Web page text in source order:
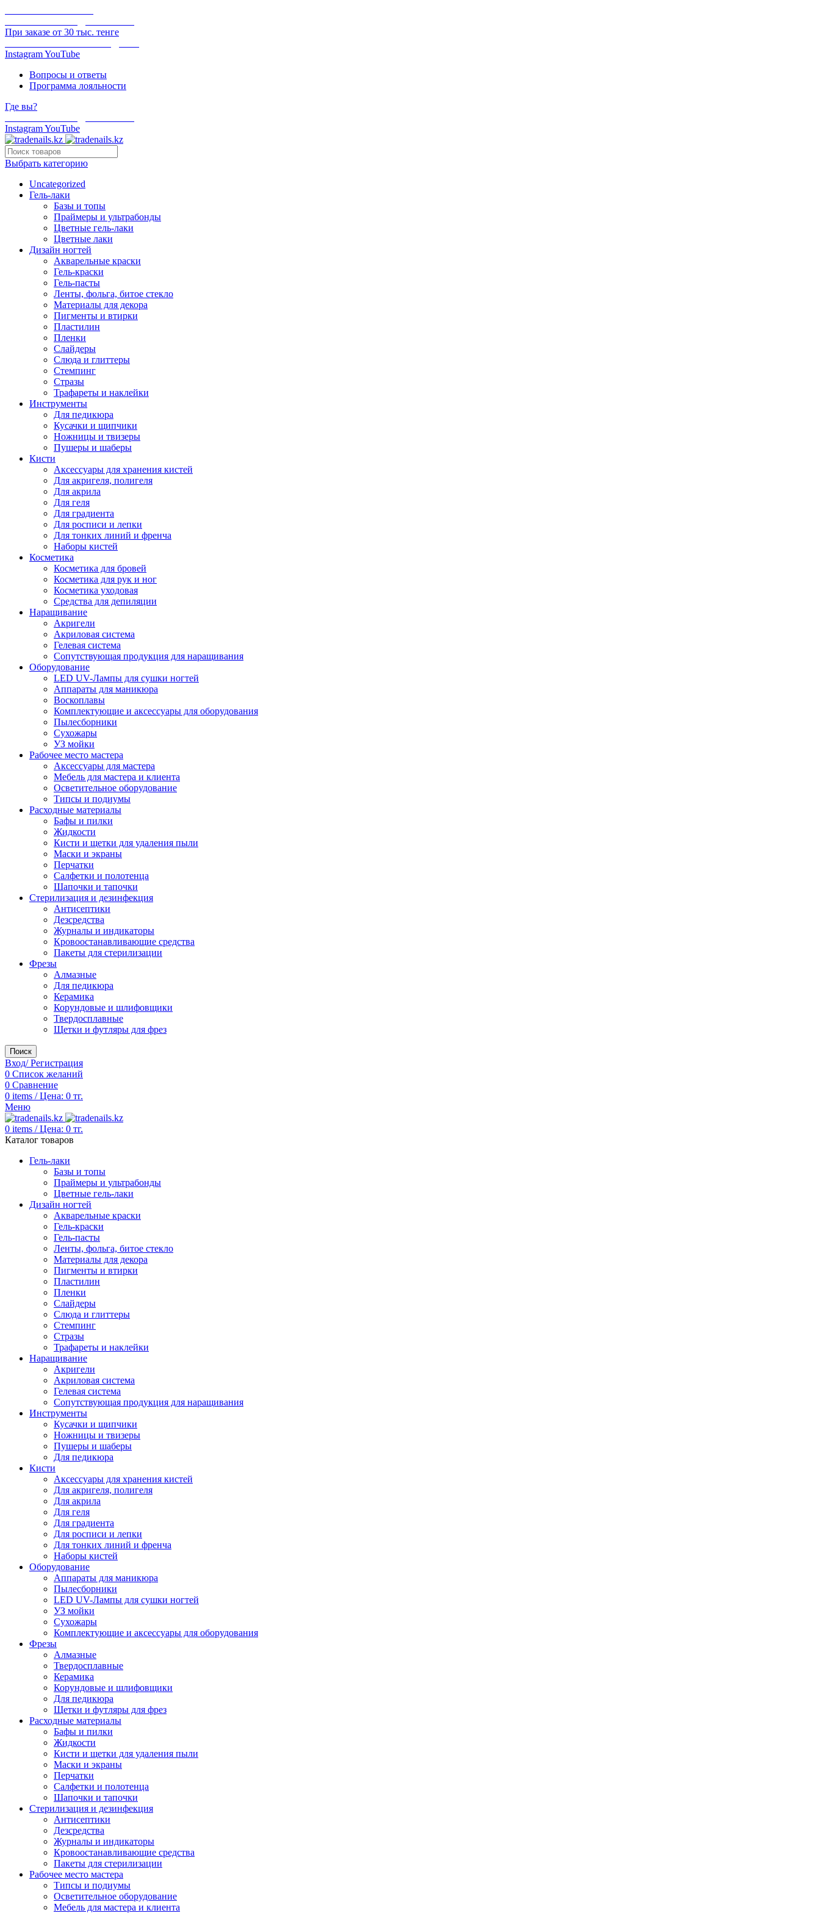
При заказе от 30 тыс. тенге
InstagramYouTube
Вопросы и ответы
Программа лояльности
Где вы?
InstagramYouTube
Выбрать категорию
Uncategorized
Гель-лаки
Базы и топы
Праймеры и ультрабонды
Цветные гель-лаки
Цветные лаки
Дизайн ногтей
Акварельные краски
Гель-краски
Гель-пасты
Ленты, фольга, битое стекло
Материалы для декора
Пигменты и втирки
Пластилин
Пленки
Слайдеры
Слюда и глиттеры
Стемпинг
Стразы
Трафареты и наклейки
Инструменты
Для педикюра
Кусачки и щипчики
Ножницы и твизеры
Пушеры и шаберы
Кисти
Аксессуары для хранения кистей
Для акригеля, полигеля
Для акрила
Для геля
Для градиента
Для росписи и лепки
Для тонких линий и френча
Наборы кистей
Косметика
Косметика для бровей
Косметика для рук и ног
Косметика уходовая
Средства для депиляции
Наращивание
Акригели
Акриловая система
Гелевая система
Сопутствующая продукция для наращивания
Оборудование
LED UV-Лампы для сушки ногтей
Аппараты для маникюра
Воскоплавы
Комплектующие и аксессуары для оборудования
Пылесборники
Сухожары
УЗ мойки
Рабочее место мастера
Аксессуары для мастера
Мебель для мастера и клиента
Осветительное оборудование
Типсы и подиумы
Расходные материалы
Бафы и пилки
Жидкости
Кисти и щетки для удаления пыли
Маски и экраны
Перчатки
Салфетки и полотенца
Шапочки и тапочки
Стерилизация и дезинфекция
Антисептики
Дезсредства
Журналы и индикаторы
Кровоостанавливающие средства
Пакеты для стерилизации
Фрезы
Алмазные
Для педикюра
Керамика
Корундовые и шлифовщики
Твердосплавные
Щетки и футляры для фрез
Поиск
Вход/ Регистрация
0 Список желаний
0 Сравнение
0 items / Цена: 0 тг.
Меню
0 items / Цена: 0 тг.
Каталог товаров
Гель-лаки
Базы и топы
Праймеры и ультрабонды
Цветные гель-лаки
Дизайн ногтей
Акварельные краски
Гель-краски
Гель-пасты
Ленты, фольга, битое стекло
Материалы для декора
Пигменты и втирки
Пластилин
Пленки
Слайдеры
Слюда и глиттеры
Стемпинг
Стразы
Трафареты и наклейки
Наращивание
Акригели
Акриловая система
Гелевая система
Сопутствующая продукция для наращивания
Инструменты
Кусачки и щипчики
Ножницы и твизеры
Пушеры и шаберы
Для педикюра
Кисти
Аксессуары для хранения кистей
Для акригеля, полигеля
Для акрила
Для геля
Для градиента
Для росписи и лепки
Для тонких линий и френча
Наборы кистей
Оборудование
Аппараты для маникюра
Пылесборники
LED UV-Лампы для сушки ногтей
УЗ мойки
Сухожары
Комплектующие и аксессуары для оборудования
Фрезы
Алмазные
Твердосплавные
Керамика
Корундовые и шлифовщики
Для педикюра
Щетки и футляры для фрез
Расходные материалы
Бафы и пилки
Жидкости
Кисти и щетки для удаления пыли
Маски и экраны
Перчатки
Салфетки и полотенца
Шапочки и тапочки
Стерилизация и дезинфекция
Антисептики
Дезсредства
Журналы и индикаторы
Кровоостанавливающие средства
Пакеты для стерилизации
Рабочее место мастера
Типсы и подиумы
Осветительное оборудование
Мебель для мастера и клиента